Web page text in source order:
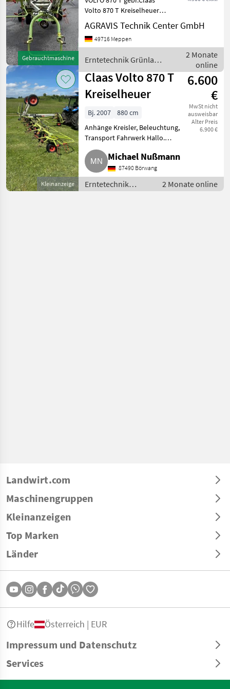
Gebrauchtmaschine
Volto 870 T Kreiselheuer
hydr. Klappvorrichtung 8
Kreisel Arme je Kreisel 6
Stück Arbeitsbreite 8, 70 m
Höchsgesch
AGRAVIS Technik Center GmbH
49716 Meppen
Erntetechnik Grünland
/ Claas
2 Monate
online
Kleinanzeige
Claas Volto 870 T
Kreiselheuer
6.600
€
MwSt nicht
ausweisbar
Alter Preis
6.900 €
Bj. 2007
880 cm
Anhänge Kreisler, Beleuchtung,
Transport Fahrwerk Hallo.
Verkaufe gut erhaltenen,
zuverlässigen Kreiselheuer, der
die letzten 10 J. wenig im
Einsatz war, inkl. MwSt. a
Michael Nußmann
87490 Börwang
Erntetechnik
Grünland /
2 Monate online
Landwirt.com
Maschinengruppen
Kleinanzeigen
Top Marken
Länder
Impressum und Datenschutz
Services
Hilfe Österreich | EUR